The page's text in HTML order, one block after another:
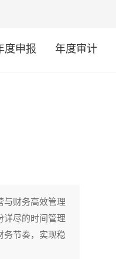
度申报 年度审计
与财务高效管理
详尽的时间管理
务节奏，实现稳